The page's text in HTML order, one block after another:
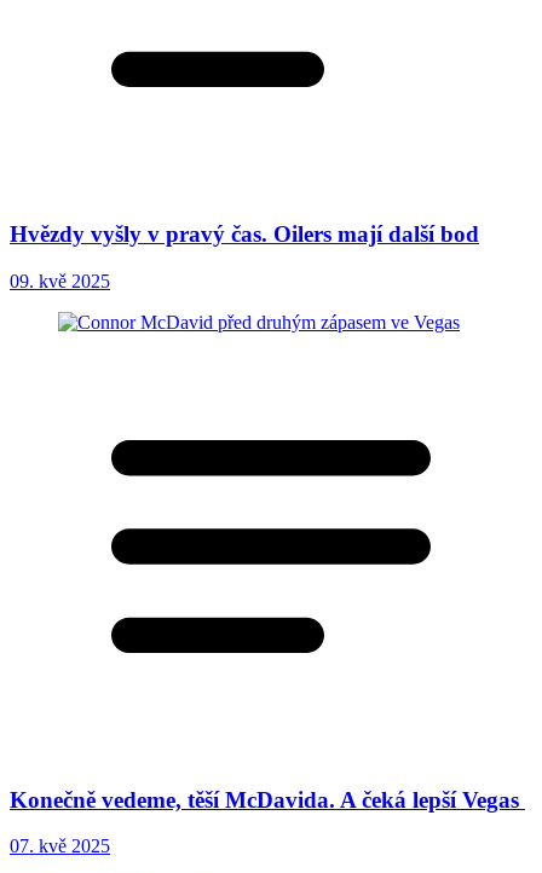
Hvězdy vyšly v pravý čas. Oilers mají další bod
09. kvě 2025
Konečně vedeme, těší McDavida. A čeká lepší Vegas
07. kvě 2025